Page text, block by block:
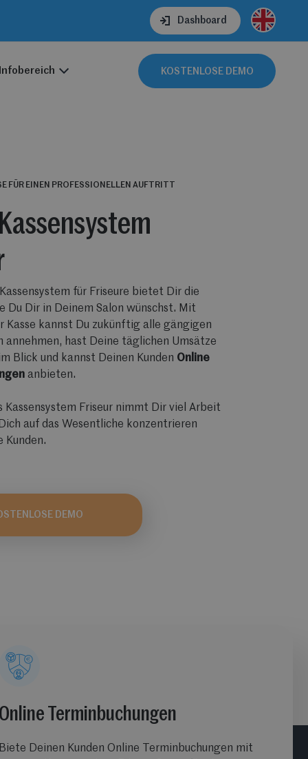
Dashboard
Infobereich KOSTENLOSE DEMO
FÜR EINEN PROFESSIONELLEN AUFTRITT
Kassensystem
für Friseure bietet Dir die
Du Dir in Deinem Salon wünschst. Mit
Kasse kannst Du zukünftig alle gängigen
annehmen, hast Deine täglichen Umsätze
Blick und kannst Deinen Kunden Online
anbieten.
Kassensystem Friseur nimmt Dir viel Arbeit
auf das Wesentliche konzentrieren
Kunden.
DEMO
Online Terminbuchungen
Biete Deinen Kunden Online Terminbuchungen mit